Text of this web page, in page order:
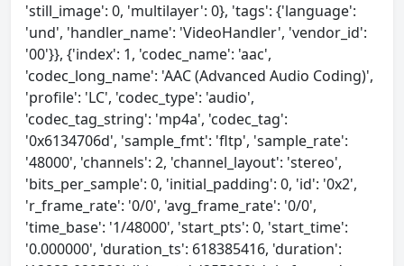
'still_image': 0, 'multilayer': 0}, 'tags': {'language':
'und', 'handler_name': 'VideoHandler', 'vendor_id':
'00'}}, {'index': 1, 'codec_name': 'aac',
'codec_long_name': 'AAC (Advanced Audio Coding)',
'profile': 'LC', 'codec_type': 'audio',
'codec_tag_string': 'mp4a', 'codec_tag':
'0x6134706d', 'sample_fmt': 'fltp', 'sample_rate':
'48000', 'channels': 2, 'channel_layout': 'stereo',
'bits_per_sample': 0, 'initial_padding': 0, 'id': '0x2',
'r_frame_rate': '0/0', 'avg_frame_rate': '0/0',
'time_base': '1/48000', 'start_pts': 0, 'start_time':
'0.000000', 'duration_ts': 618385416, 'duration':